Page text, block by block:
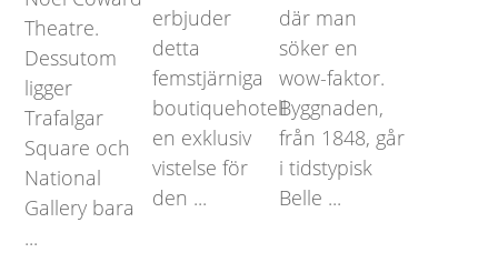
Theatre.
Dessutom
ligger
Trafalgar
Square och
National
Gallery bara
...
erbjuder
detta
femstjärniga
boutiquehotell
en exklusiv
vistelse för
den ...
där man
söker en
wow-faktor.
Byggnaden,
från 1848, går
i tidstypisk
Belle ...